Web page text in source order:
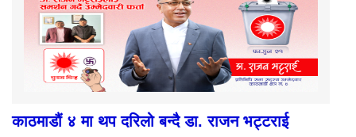
काठमाडौं ४ मा थप दरिलो बन्दै डा. राजन भट्टराई